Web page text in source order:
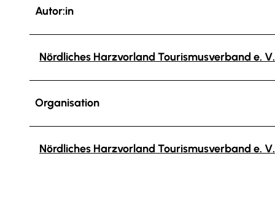
Autor:in
Nördliches Harzvorland Tourismusverband e. V.
Organisation
Nördliches Harzvorland Tourismusverband e. V.